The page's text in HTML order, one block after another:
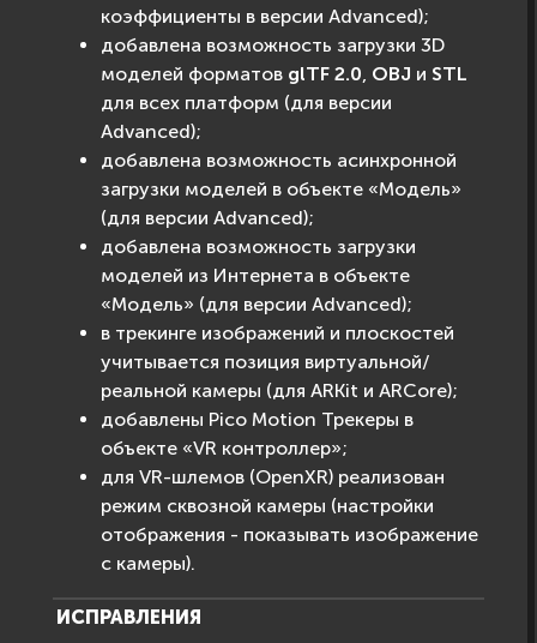
коэффициенты в версии Advanced);
добавлена возможность загрузки 3D
моделей форматов glTF 2.0, OBJ и STL
для всех платформ (для версии
Advanced);
добавлена возможность асинхронной
загрузки моделей в объекте «Модель»
(для версии Advanced);
добавлена возможность загрузки
моделей из Интернета в объекте
«Модель» (для версии Advanced);
в трекинге изображений и плоскостей
учитывается позиция виртуальной/
реальной камеры (для ARKit и ARCore);
добавлены Pico Motion Трекеры в
объекте «VR контроллер»;
для VR-шлемов (OpenXR) реализован
режим сквозной камеры (настройки
отображения - показывать изображение
с камеры).
ИСПРАВЛЕНИЯ